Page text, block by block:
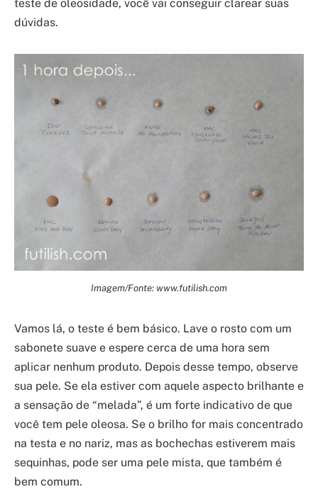
teste de oleosidade, você vai conseguir clarear suas
dúvidas.
Imagem/Fonte: www.futilish.com
Vamos lá, o teste é bem básico. Lave o rosto com um
sabonete suave e espere cerca de uma hora sem
aplicar nenhum produto. Depois desse tempo, observe
sua pele. Se ela estiver com aquele aspecto brilhante e
a sensação de “melada”, é um forte indicativo de que
você tem pele oleosa. Se o brilho for mais concentrado
na testa e no nariz, mas as bochechas estiverem mais
sequinhas, pode ser uma pele mista, que também é
bem comum.